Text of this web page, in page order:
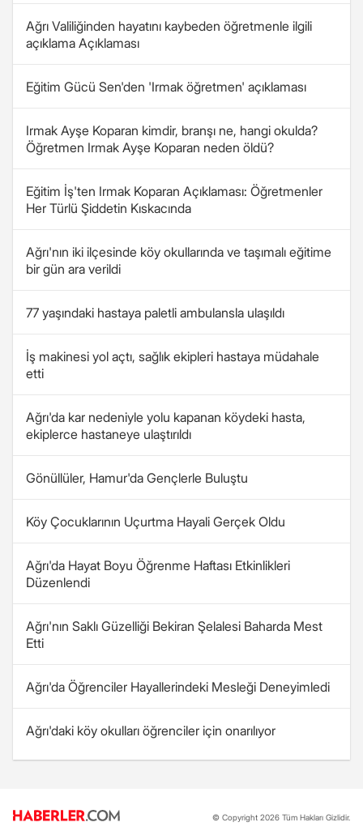
Ağrı Valiliğinden hayatını kaybeden öğretmenle ilgili
açıklama Açıklaması
Eğitim Gücü Sen'den 'Irmak öğretmen' açıklaması
Irmak Ayşe Koparan kimdir, branşı ne, hangi okulda?
Öğretmen Irmak Ayşe Koparan neden öldü?
Eğitim İş'ten Irmak Koparan Açıklaması: Öğretmenler
Her Türlü Şiddetin Kıskacında
Ağrı'nın iki ilçesinde köy okullarında ve taşımalı eğitime
bir gün ara verildi
77 yaşındaki hastaya paletli ambulansla ulaşıldı
İş makinesi yol açtı, sağlık ekipleri hastaya müdahale
etti
Ağrı'da kar nedeniyle yolu kapanan köydeki hasta,
ekiplerce hastaneye ulaştırıldı
Gönüllüler, Hamur'da Gençlerle Buluştu
Köy Çocuklarının Uçurtma Hayali Gerçek Oldu
Ağrı'da Hayat Boyu Öğrenme Haftası Etkinlikleri
Düzenlendi
Ağrı'nın Saklı Güzelliği Bekiran Şelalesi Baharda Mest
Etti
Ağrı'da Öğrenciler Hayallerindeki Mesleği Deneyimledi
Ağrı'daki köy okulları öğrenciler için onarılıyor
© Copyright 2026 Tüm Hakları Gizlidir.